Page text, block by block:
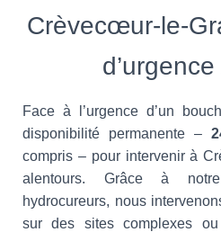
Crèvecœur-le-
Face à l’urgence d’un
disponibilité permanente –
compris – pour intervenir à
alentours. Grâce à
hydrocureurs, nous
sur des sites complexes